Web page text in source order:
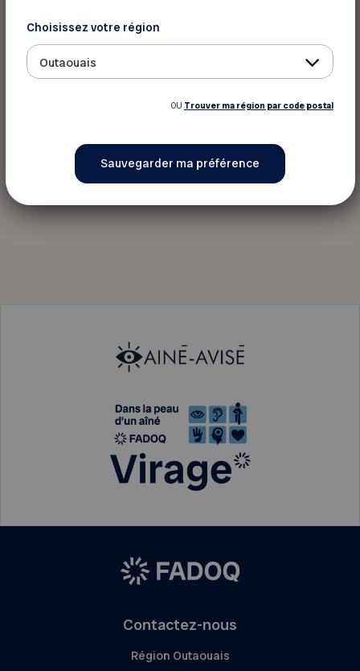
Contactez-nous
Région Outaouais
Choisissez votre région
Outaouais
OU Trouver ma région par code postal